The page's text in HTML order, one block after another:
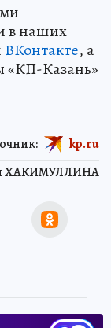
в наших
ВКонтакте, а
«КП-Казань»
ХАКИМУЛЛИНА
kp.ru